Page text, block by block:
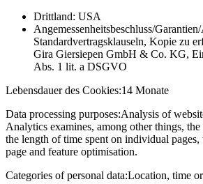
Drittland: USA
Angemessenheitsbeschluss/
Standardvertragsklauseln, Kopie zu
Gira Giersiepen GmbH & Co. KG,
Abs. 1 lit. a DSGVO
Lebensdauer des Cookies:14 Monate
Data processing purposes:Analysis of
Analytics examines, among other things,
the length of time spent on individual pages,
page and feature optimisation.
Categories of personal data:Location, time